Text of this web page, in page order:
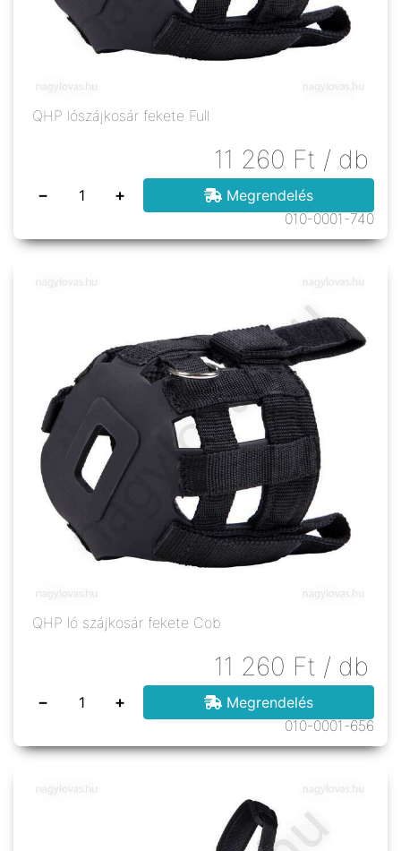
QHP lószájkosár fekete Full
11 260 Ft / db
− +
Megrendelés
010-0001-740
QHP ló szájkosár fekete Cob
11 260 Ft / db
− +
Megrendelés
010-0001-656